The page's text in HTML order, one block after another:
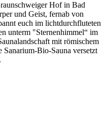
Hof in Bad
und Geist, fernab von
euch im lichtdurchfluteten
unterm "Sternenhimmel“ im
mit römischem
Bio-Sauna versetzt